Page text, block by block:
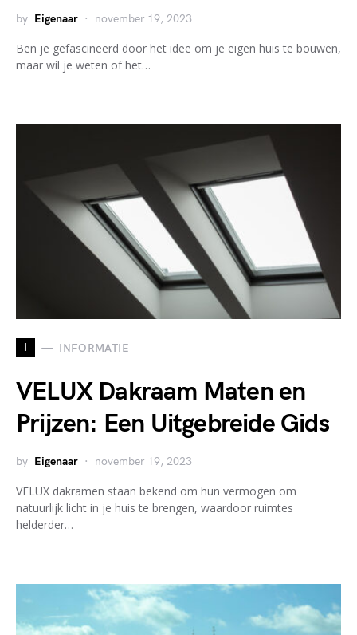
by Eigenaar november 19, 2023
Ben je gefascineerd door het idee om je eigen huis te bouwen,
maar wil je weten of het…
I INFORMATIE
VELUX Dakraam Maten en
Prijzen: Een Uitgebreide Gids
by Eigenaar november 19, 2023
VELUX dakramen staan bekend om hun vermogen om
natuurlijk licht in je huis te brengen, waardoor ruimtes
helderder…